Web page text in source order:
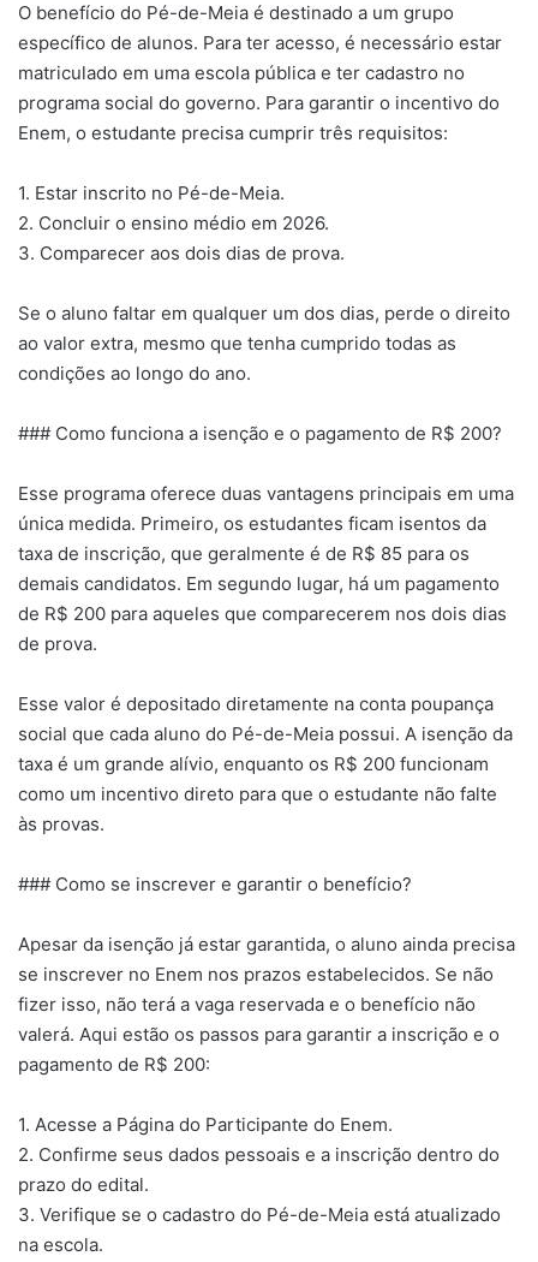
O benefício do Pé-de-Meia é destinado a um grupo
específico de alunos. Para ter acesso, é necessário estar
matriculado em uma escola pública e ter cadastro no
programa social do governo. Para garantir o incentivo do
Enem, o estudante precisa cumprir três requisitos:
1. Estar inscrito no Pé-de-Meia.
2. Concluir o ensino médio em 2026.
3. Comparecer aos dois dias de prova.
Se o aluno faltar em qualquer um dos dias, perde o direito
ao valor extra, mesmo que tenha cumprido todas as
condições ao longo do ano.
### Como funciona a isenção e o pagamento de R$ 200?
Esse programa oferece duas vantagens principais em uma
única medida. Primeiro, os estudantes ficam isentos da
taxa de inscrição, que geralmente é de R$ 85 para os
demais candidatos. Em segundo lugar, há um pagamento
de R$ 200 para aqueles que comparecerem nos dois dias
de prova.
Esse valor é depositado diretamente na conta poupança
social que cada aluno do Pé-de-Meia possui. A isenção da
taxa é um grande alívio, enquanto os R$ 200 funcionam
como um incentivo direto para que o estudante não falte
às provas.
### Como se inscrever e garantir o benefício?
Apesar da isenção já estar garantida, o aluno ainda precisa
se inscrever no Enem nos prazos estabelecidos. Se não
fizer isso, não terá a vaga reservada e o benefício não
valerá. Aqui estão os passos para garantir a inscrição e o
pagamento de R$ 200:
1. Acesse a Página do Participante do Enem.
2. Confirme seus dados pessoais e a inscrição dentro do
prazo do edital.
3. Verifique se o cadastro do Pé-de-Meia está atualizado
na escola.